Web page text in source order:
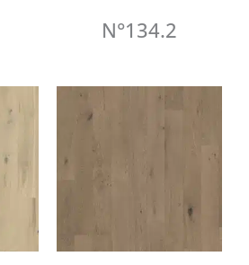
N°134.2